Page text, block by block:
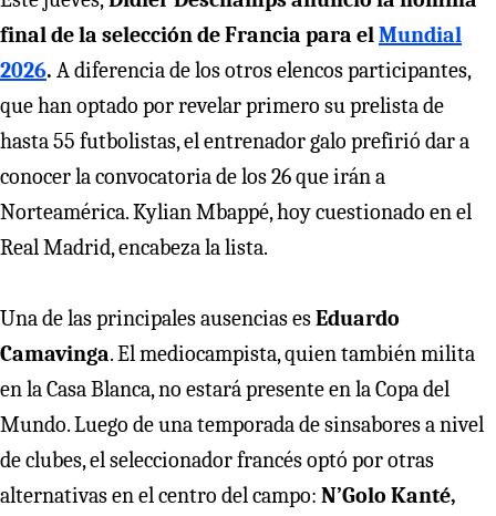
final de la selección de Francia para elMundial
2026. A diferencia de los otros elencos participantes,
que han optado por revelar primero su prelista de
hasta 55 futbolistas, el entrenador galo prefirió dar a
conocer la convocatoria de los 26 que irán a
Norteamérica. Kylian Mbappé, hoy cuestionado en el
Real Madrid, encabeza la lista.
Una de las principales ausencias esEduardo
Camavinga. El mediocampista, quien también milita
en la Casa Blanca, no estará presente en la Copa del
Mundo. Luego de una temporada de sinsabores a nivel
de clubes, el seleccionador francés optó por otras
alternativas en el centro del campo: N’Golo Kanté,